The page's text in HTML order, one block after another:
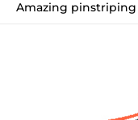
Amazing pinstriping